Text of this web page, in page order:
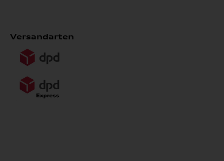
Versandarten